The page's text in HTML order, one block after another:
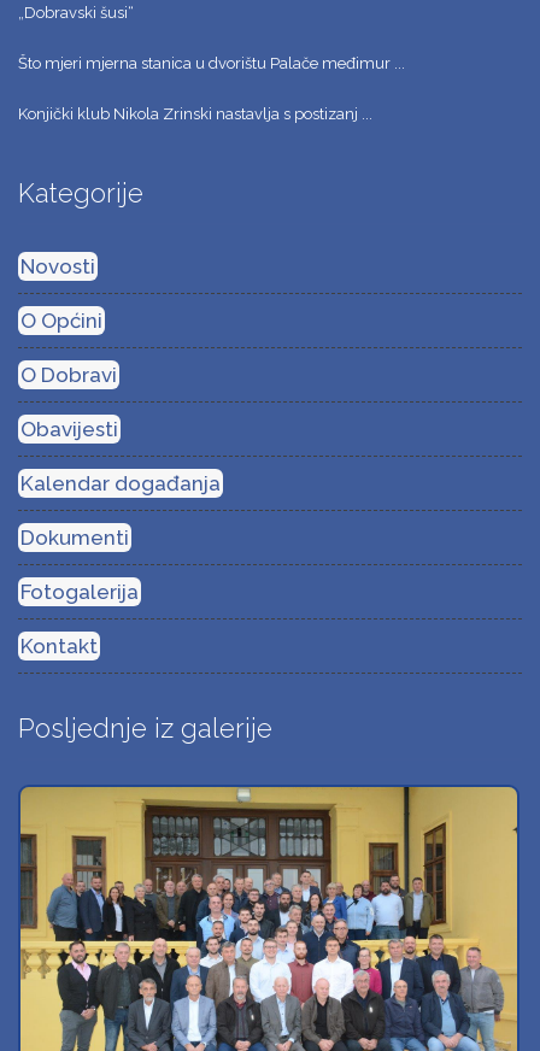
„Dobravski šusi“
Što mjeri mjerna stanica u dvorištu Palače međimur ...
Konjički klub Nikola Zrinski nastavlja s postizanj ...
Kategorije
Novosti
O Općini
O Dobravi
Obavijesti
Kalendar događanja
Dokumenti
Fotogalerija
Kontakt
Posljednje iz galerije